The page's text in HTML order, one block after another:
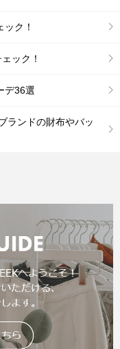
ク！
ック！
デ36選
ランドの財布やバッ